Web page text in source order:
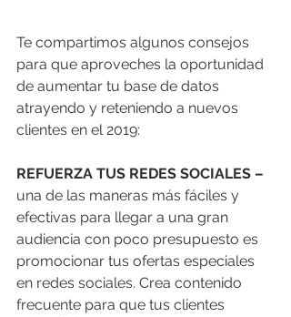
Te compartimos algunos consejos
para que aproveches la oportunidad
de aumentar tu base de datos
atrayendo y reteniendo a nuevos
clientes en el 2019:
REFUERZA TUS REDES SOCIALES –
una de las maneras más fáciles y
efectivas para llegar a una gran
audiencia con poco presupuesto es
promocionar tus ofertas especiales
en redes sociales. Crea contenido
frecuente para que tus clientes